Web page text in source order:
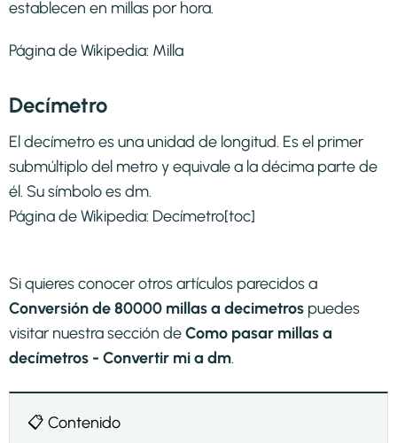
establecen en millas por hora.
Página de Wikipedia: Milla
Decímetro
El decímetro es una unidad de longitud. Es el primer
submúltiplo del metro y equivale a la décima parte de
él. Su símbolo es dm.
Página de Wikipedia: Decímetro[toc]
Si quieres conocer otros artículos parecidos a
Conversión de 80000 millas a decimetros puedes
visitar nuestra sección deComo pasar millas a
decímetros - Convertir mi a dm.
📋 Contenido